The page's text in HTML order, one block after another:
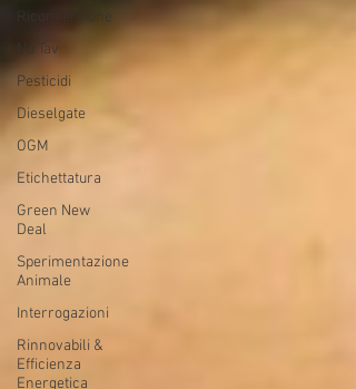
Riconversione
No Tav
Pesticidi
Dieselgate
OGM
Etichettatura
Green New
Deal
Sperimentazione
Animale
Interrogazioni
Rinnovabili &
Efficienza
Energetica